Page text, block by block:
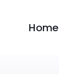
Home